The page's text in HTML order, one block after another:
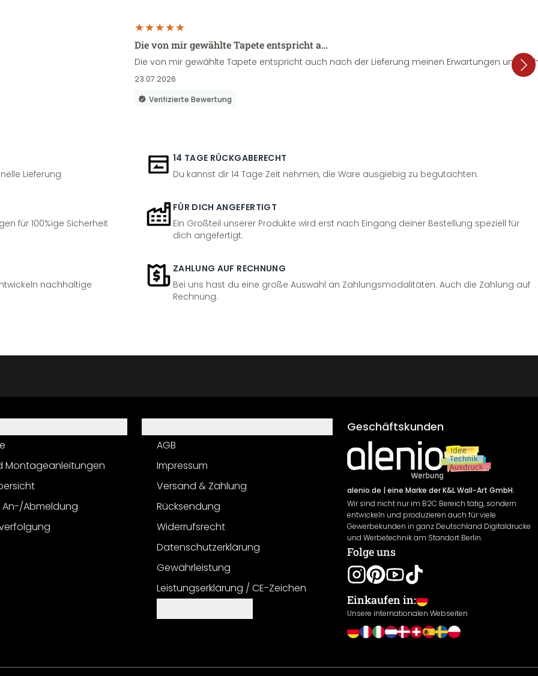
Die von mir gewählte Tapete entspricht a…
Die von mir gewählte Tapete entspricht auch nach der Lieferung meinen Erwartungen und
23.07.2026
Verifizierte Bewertung
Lieferung
14 TAGE RÜCKGABERECHT
Du kannst dir 14 Tage Zeit nehmen, die Ware ausgiebig zu begutachten.
für 100%ige Sicherheit
FÜR DICH ANGEFERTIGT
Ein Großteil unserer Produkte wird erst nach Eingang deiner Bestellung speziell für
dich angefertigt.
nachhaltige
ZAHLUNG AUF RECHNUNG
Bei uns hast du eine große Auswahl an Zahlungsmodalitäten. Auch die Zahlung auf
Rechnung.
Montageanleitungen
An-/Abmeldung
AGB
Impressum
Versand & Zahlung
Rücksendung
Widerrufsrecht
Datenschutzerklärung
Gewährleistung
Leistungserklärung / CE-Zeichen
Geschäftskunden
alenio.de | eine Marke der K&L Wall-Art GmbH.
Wir sind nicht nur im B2C Bereich tätig, sondern
entwickeln und produzieren auch für viele
Gewerbekunden in ganz Deutschland Digitaldrucke
und Werbetechnik am Standort Berlin.
Folge uns
Einkaufen in:
Unsere internationalen Webseiten